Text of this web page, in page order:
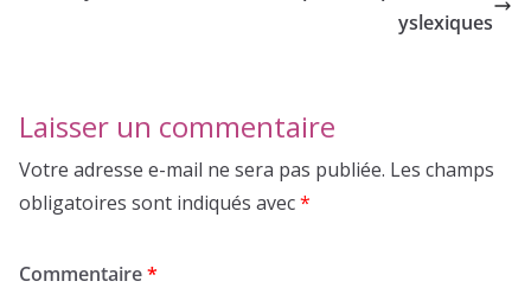
yslexiques
Laisser un commentaire
Votre adresse e-mail ne sera pas publiée. Les champs
obligatoires sont indiqués avec*
Commentaire*